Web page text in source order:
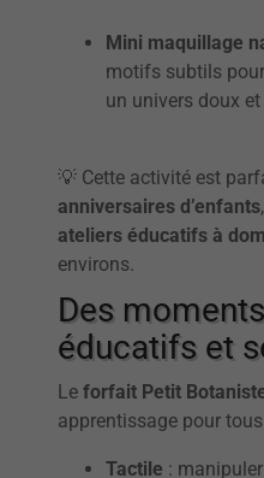
Mini maquillage
motifs subtils
un univers doux
💡 Cette activité est
anniversaires d’enfants,
ateliers éducatifs à
environs.
Des
éducatifs et
Le forfait Petit
apprentissage pour
Tactile :